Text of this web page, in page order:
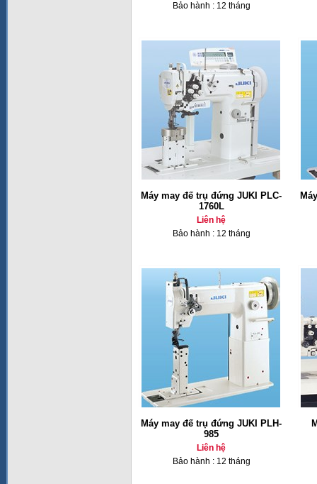
Bảo hành : 12 tháng
Máy may đế trụ đứng JUKI PLC-
1760L
Liên hệ
Bảo hành : 12 tháng
Máy may đế trụ đứng JUKI PLH-
985
Liên hệ
Bảo hành : 12 tháng